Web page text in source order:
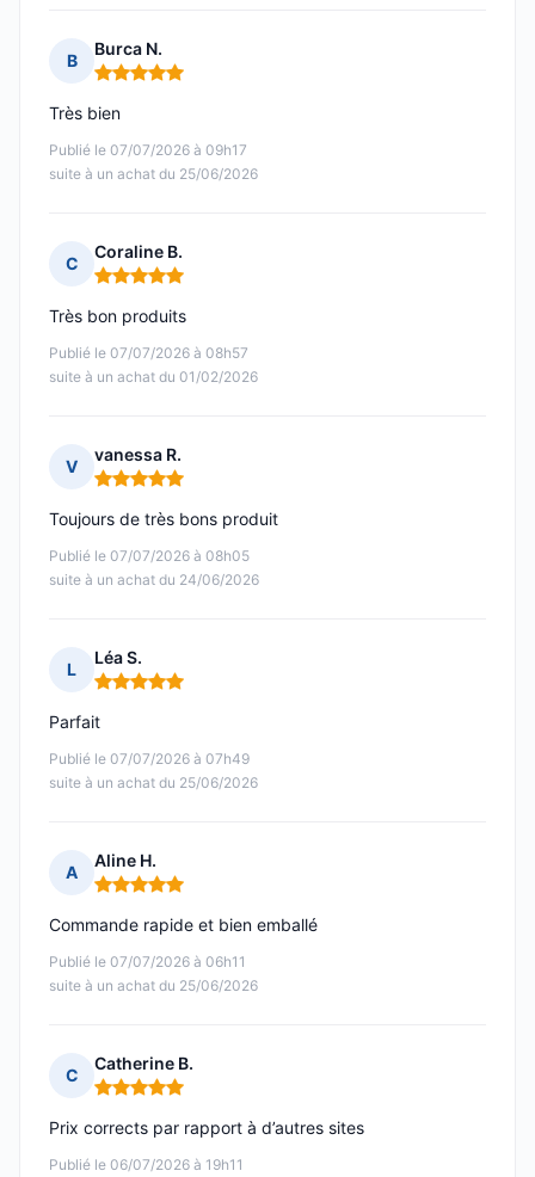
B
Burca N.
Note : 5 sur 5
Publié le 07/07/2026 à 09h17
suite à un achat du 25/06/2026
Très bien
C
Coraline B.
Note : 5 sur 5
Publié le 07/07/2026 à 08h57
suite à un achat du 01/02/2026
Très bon produits
V
vanessa R.
Note : 5 sur 5
Publié le 07/07/2026 à 08h05
suite à un achat du 24/06/2026
Toujours de très bons produit
L
Léa S.
Note : 5 sur 5
Publié le 07/07/2026 à 07h49
suite à un achat du 25/06/2026
Parfait
A
Aline H.
Note : 5 sur 5
Publié le 07/07/2026 à 06h11
suite à un achat du 25/06/2026
Commande rapide et bien emballé
C
Catherine B.
Note : 5 sur 5
Publié le 06/07/2026 à 19h11
Prix corrects par rapport à d’autres sites